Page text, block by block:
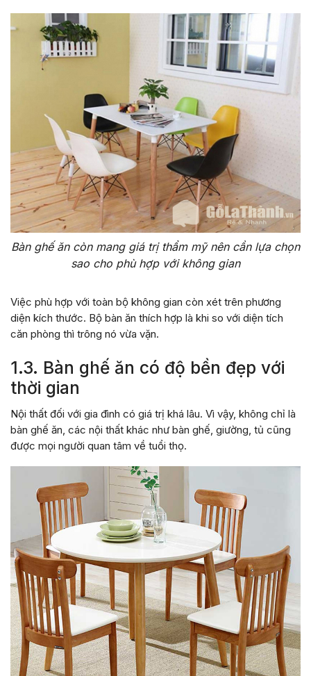
Bàn ghế ăn còn mang giá trị thẩm mỹ nên cần lựa chọn
sao cho phù hợp với không gian
Việc phù hợp với toàn bộ không gian còn xét trên phương
diện kích thước. Bộ bàn ăn thích hợp là khi so với diện tích
căn phòng thì trông nó vừa vặn.
1.3. Bàn ghế ăn có độ bền đẹp với
thời gian
Nội thất đối với gia đình có giá trị khá lâu. Vì vậy, không chỉ là
bàn ghế ăn, các nội thất khác như bàn ghế, giường, tủ cũng
được mọi người quan tâm về tuổi thọ.